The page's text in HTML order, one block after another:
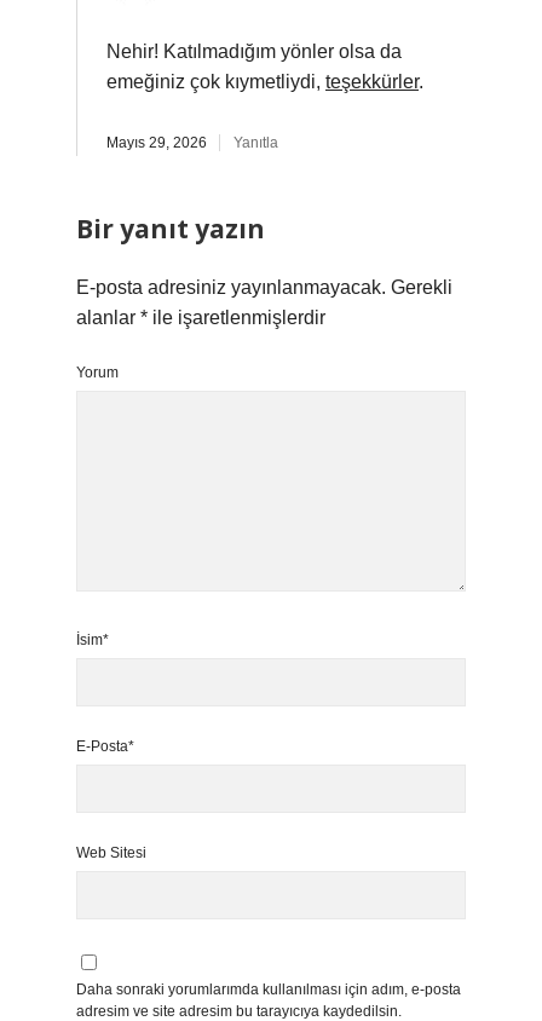
Nehir! Katılmadığım yönler olsa da
emeğiniz çok kıymetliydi, teşekkürler.
Mayıs 29, 2026 Yanıtla
Bir yanıt yazın
E-posta adresiniz yayınlanmayacak. Gerekli
alanlar * ile işaretlenmişlerdir
Yorum
İsim*
E-Posta*
Web Sitesi
Daha sonraki yorumlarımda kullanılması için adım, e-posta
adresim ve site adresim bu tarayıcıya kaydedilsin.